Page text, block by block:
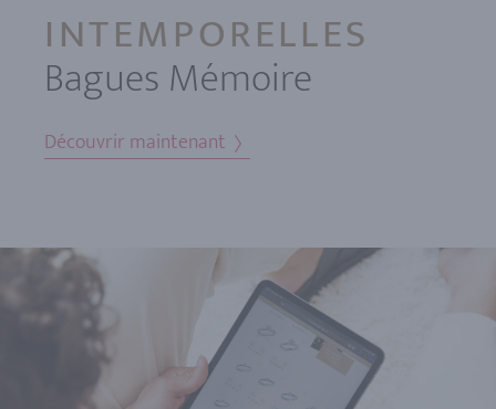
INTEMPORELLES
Bagues Mémoire
Découvrir maintenant